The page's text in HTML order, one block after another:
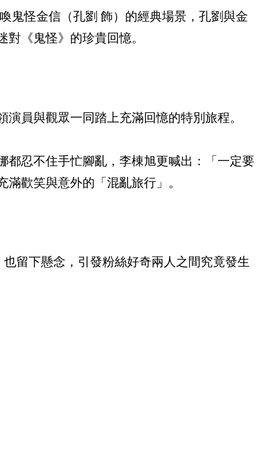
鬼怪金信（孔劉 飾）的經典場景，孔劉與金
《鬼怪》的珍貴回憶。
員與觀眾一同踏上充滿回憶的特別旅程。
都忍不住手忙腳亂，李棟旭更喊出：「一定要
歡笑與意外的「混亂旅行」。
留下懸念，引發粉絲好奇兩人之間究竟發生